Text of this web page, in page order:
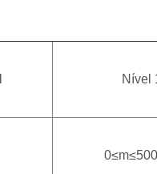
Nível